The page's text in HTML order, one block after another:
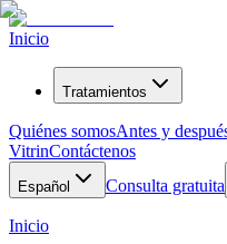
Inicio
Tratamientos
Quiénes somosAntes y
VitrinContáctenos
Español Consulta gratuita
Inicio